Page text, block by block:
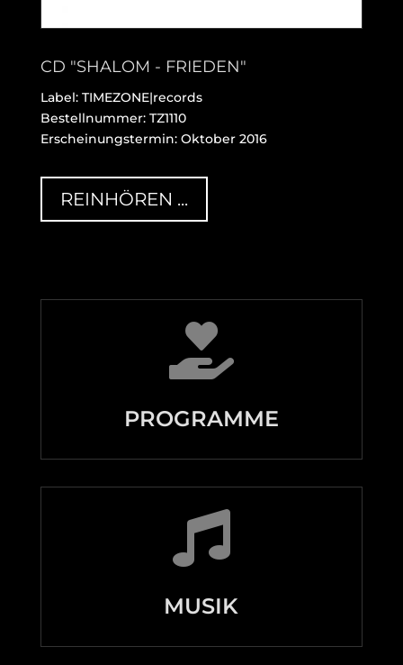
CD "SHALOM - FRIEDEN"
Label: TIMEZONE|records
Bestellnummer: TZ1110
Erscheinungstermin: Oktober 2016
REINHÖREN ...

PROGRAMME

MUSIK